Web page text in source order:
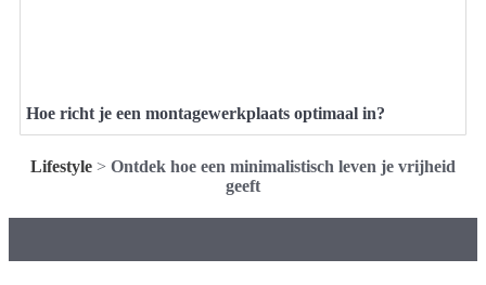
Hoe richt je een montagewerkplaats optimaal in?
Lifestyle > Ontdek hoe een minimalistisch leven je vrijheid
geeft